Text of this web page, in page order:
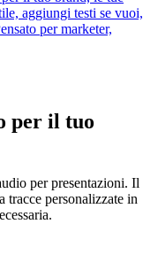
aggiungi testi se vuoi,
per marketer,
per il tuo
per presentazioni. Il
tracce personalizzate in